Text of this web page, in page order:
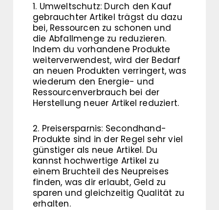
1. Umweltschutz: Durch den Kauf
gebrauchter Artikel trägst du dazu
bei, Ressourcen zu schonen und
die Abfallmenge zu reduzieren.
Indem du vorhandene Produkte
weiterverwendest, wird der Bedarf
an neuen Produkten verringert, was
wiederum den Energie- und
Ressourcenverbrauch bei der
Herstellung neuer Artikel reduziert.
2. Preisersparnis: Secondhand-
Produkte sind in der Regel sehr viel
günstiger als neue Artikel. Du
kannst hochwertige Artikel zu
einem Bruchteil des Neupreises
finden, was dir erlaubt, Geld zu
sparen und gleichzeitig Qualität zu
erhalten.